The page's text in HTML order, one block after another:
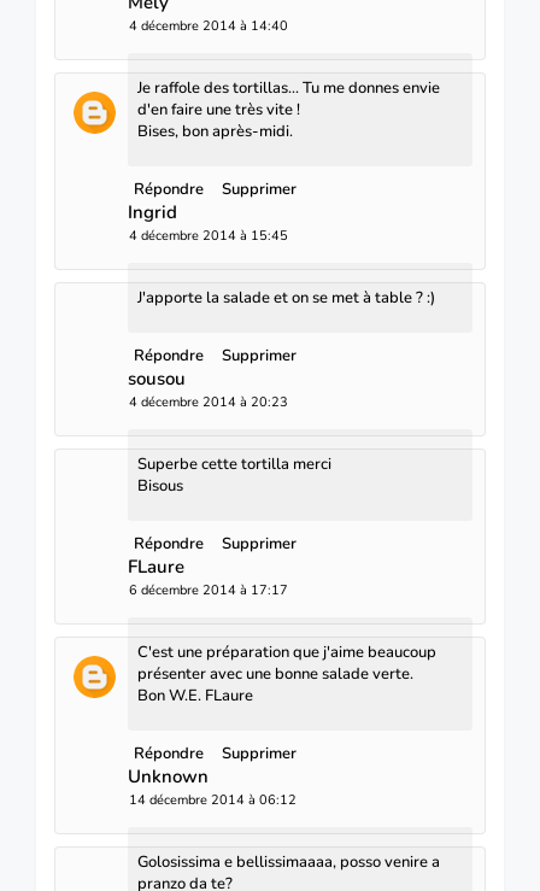
4 décembre 2014 à 14:40
Je raffole des tortillas... Tu me donnes envie
d'en faire une très vite !
Bises, bon après-midi.
Répondre Supprimer
Ingrid
4 décembre 2014 à 15:45
J'apporte la salade et on se met à table ? :)
Répondre Supprimer
sousou
4 décembre 2014 à 20:23
Superbe cette tortilla merci
Bisous
Répondre Supprimer
FLaure
6 décembre 2014 à 17:17
C'est une préparation que j'aime beaucoup
présenter avec une bonne salade verte.
Bon W.E. FLaure
Répondre Supprimer
Unknown
14 décembre 2014 à 06:12
Golosissima e bellissimaaaa, posso venire a
pranzo da te?